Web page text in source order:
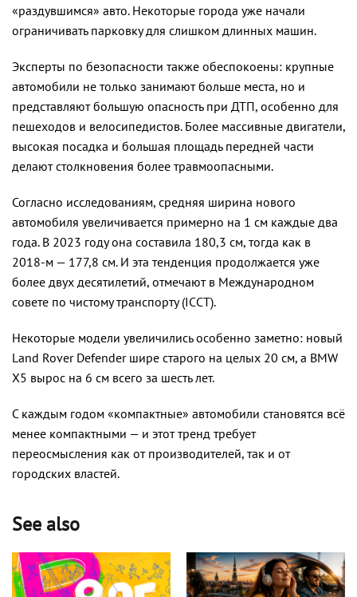
«раздувшимся» авто. Некоторые города уже начали
ограничивать парковку для слишком длинных машин.
Эксперты по безопасности также обеспокоены: крупные
автомобили не только занимают больше места, но и
представляют большую опасность при ДТП, особенно для
пешеходов и велосипедистов. Более массивные двигатели,
высокая посадка и большая площадь передней части
делают столкновения более травмоопасными.
Согласно исследованиям, средняя ширина нового
автомобиля увеличивается примерно на 1 см каждые два
года. В 2023 году она составила 180,3 см, тогда как в
2018-м — 177,8 см. И эта тенденция продолжается уже
более двух десятилетий, отмечают в Международном
совете по чистому транспорту (ICCT).
Некоторые модели увеличились особенно заметно: новый
Land Rover Defender шире старого на целых 20 см, а BMW
X5 вырос на 6 см всего за шесть лет.
С каждым годом «компактные» автомобили становятся всё
менее компактными — и этот тренд требует
переосмысления как от производителей, так и от
городских властей.
See also